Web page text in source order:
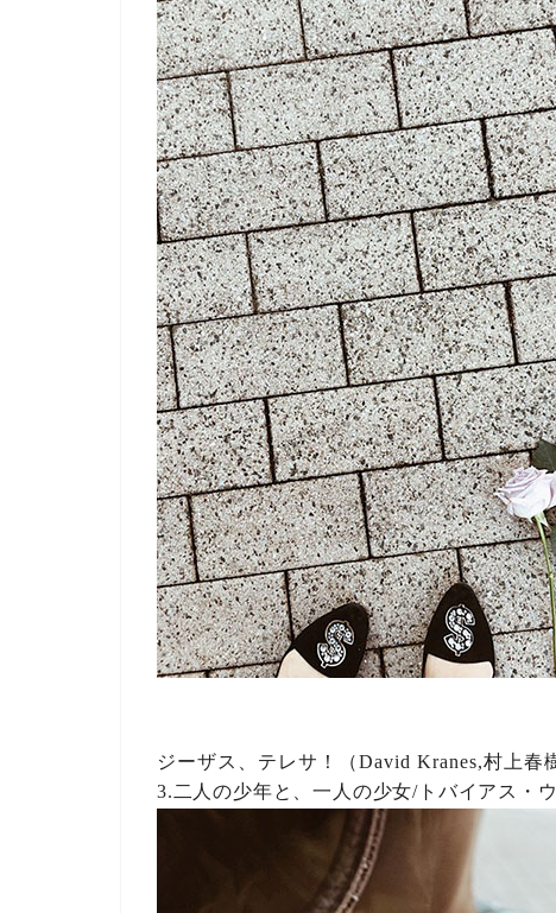
ジーザス、テレサ！
（David Kranes,村上春
3.二人の少年と、一人の少女/トバイアス・